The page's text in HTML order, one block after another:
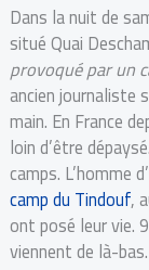
Dans la nuit de
situé Quai
provoqué par un
ancien journaliste
main. En France
loin d’être
camps. L’homme
camp du Tindouf,
ont posé leur vie.
viennent de là-bas.